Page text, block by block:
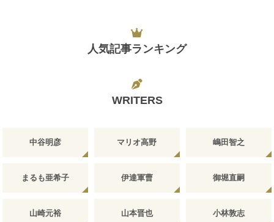
人気記事ランキング
WRITERS
中谷明彦 マリオ高野 嶋田智之
まるも亜希子 伊達軍曹 御堀直嗣
山崎元裕 山本晋也 小林敦志